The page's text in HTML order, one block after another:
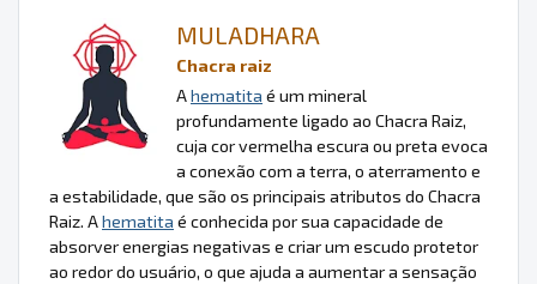
MULADHARA
Chacra raiz
Ahematita é um mineral
profundamente ligado ao Chacra Raiz,
cuja cor vermelha escura ou preta evoca
a conexão com a terra, o aterramento e
a estabilidade, que são os principais atributos do Chacra
Raiz. Ahematita é conhecida por sua capacidade de
absorver energias negativas e criar um escudo protetor
ao redor do usuário, o que ajuda a aumentar a sensação